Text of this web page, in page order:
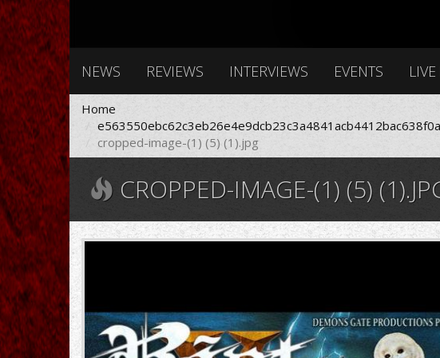
NEWS REVIEWS INTERVIEWS EVENTS
Home
cropped-image-(1) (5) (1).jpg
CROPPED-IMAGE-(1) (5)